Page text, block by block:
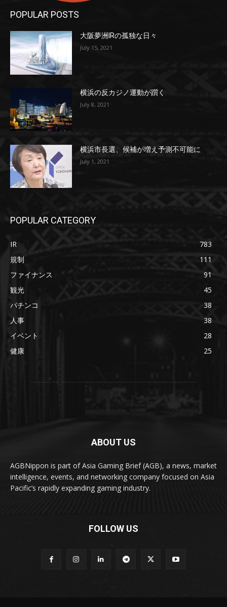
POPULAR POSTS
大阪夢洲IRの孤独な日々
July 15, 2021
横浜の反カジノ運動が躓く
July 8, 2021
横浜市長選、候補が増え予測不可能に
July 1, 2021
POPULAR CATEGORY
IR
783
規制
111
ファイナンス
91
観光
45
パチンコ
38
人事
38
イベント
28
健康
25
ABOUT US
AGBNippon is part of Asia Gaming Brief (AGB), a news, market
intelligence, events, and networking company focused on Asia
Pacific’s rapidly expanding gaming industry.
FOLLOW US